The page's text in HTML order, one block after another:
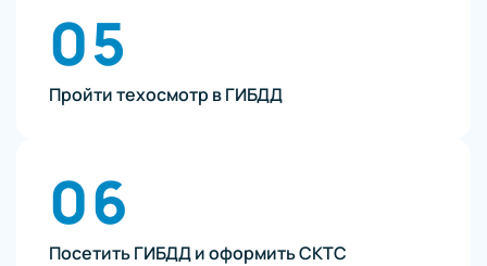
05
Пройти техосмотр в ГИБДД
06
Посетить ГИБДД и оформить СКТС